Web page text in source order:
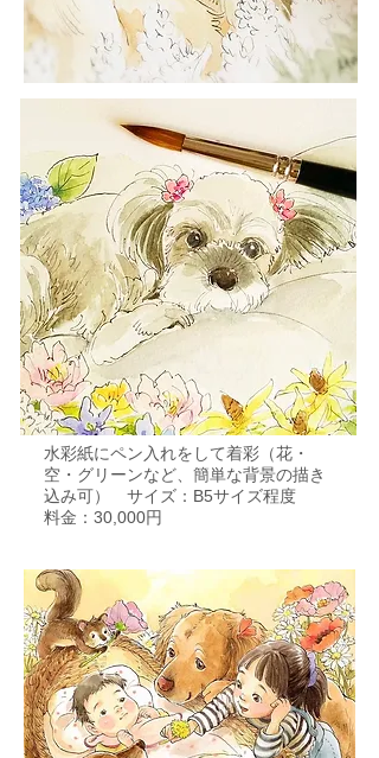
水彩紙にペン入れをして着彩（花・
空・グリーンなど、簡単な背景の描き
込み可） サイズ：B5サイズ程度
料金：30,000円